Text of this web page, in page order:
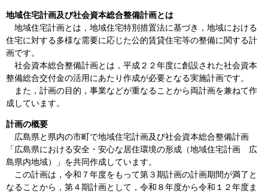
地域住宅計画及び社会資本総合整備計画とは
地域住宅計画とは，地域住宅特別措置法に基づき，地域における
住宅に対する多様な需要に応じた公的賃貸住宅等の整備に関する計
画です。
社会資本総合整備計画とは，平成２２年度に創設された社会資本
整備総合交付金の活用にあたり作成が必要となる実施計画です。
また，計画の目的，事業などが重なることから両計画を兼ねて作
成しています。
計画の概要
広島県と県内の市町で地域住宅計画及び社会資本総合整備計画
「広島県における安全・安心な居住環境の形成（地域住宅計画 広
島県内地域）」を共同作成しています。
この計画は，令和７年度をもって第３期計画の計画期間が満了と
なることから，第４期計画として，令和８年度から令和１２年度ま